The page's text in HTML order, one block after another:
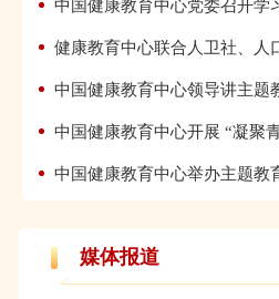
中国健康教育中心领导讲主题
中国健康教育中心举办主题教
媒体报道